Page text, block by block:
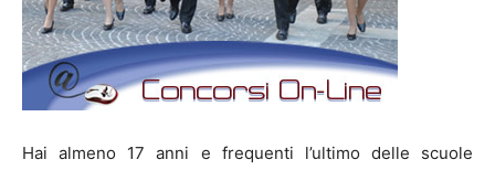
Hai almeno 17 anni e frequenti l’ultimo delle scuole